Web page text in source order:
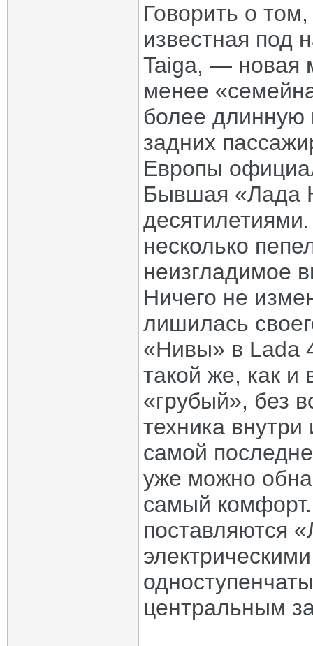
Говорить о
известная под
Taiga, — новая
менее
более длинную
задних
Европы
Бывшая «Лада
несколько
неизгладимое
Ничего не
лишилась
«Нивы» в Lada
такой же, как и
«грубый», без
техника
самой
уже можно
самый
поставляются
центральным